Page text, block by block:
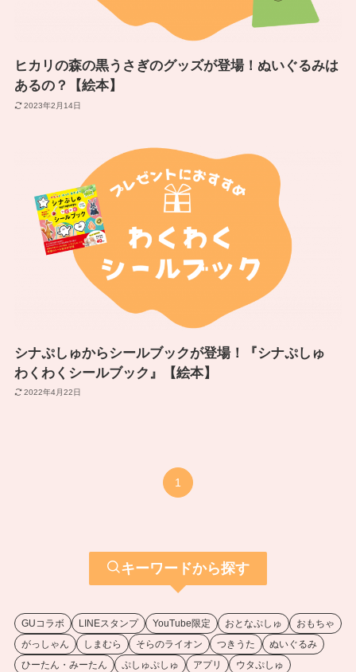
ヒカリの森の黒うさぎのグッズが登場！ぬいぐるみは
あるの？【絵本】
2023年2月14日
シナぷしゅからシールブックが登場！『シナぷしゅ
わくわくシールブック』【絵本】
2022年4月22日
1
キーワードから探す
GUコラボ LINEスタンプ YouTube限定 おとなぷしゅ
おもちゃ
がっしゃん
しまむら そらのライオン つきうた
ぬいぐるみ
ひーたん・みーたん
ぷしゅぷしゅ アプリ
ウタぷしゅ